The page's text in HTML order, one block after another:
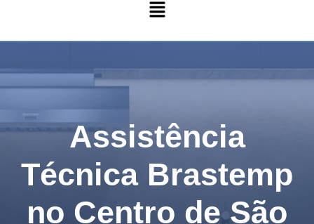
Assistência
Técnica Brastemp
no Centro de São